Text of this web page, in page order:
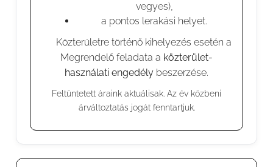
vegyes),
a pontos lerakási helyet.
⚠️ Közterületre történő kihelyezés esetén a
Megrendelő feladata a közterület-
használati engedély beszerzése.
Feltüntetett áraink aktuálisak. Az év közbeni
árváltoztatás jogát fenntartjuk.